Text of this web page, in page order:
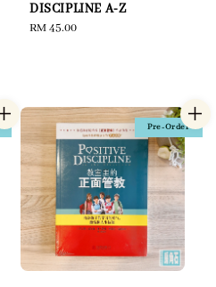
DISCIPLINE A-Z
Regular
RM 45.00
Pre-Order